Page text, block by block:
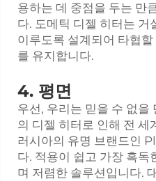
용하는 데 중점을 두는 만
다. 도메틱 디젤 히터는 거
이루도록 설계되어 타협
를 유지합니다.
4. 평면
우선, 우리는 믿을 수 없을
의 디젤 히터로 인해 전 세
러시아의 유명 브랜드인
다. 적용이 쉽고 가장 혹독
며 저렴한 솔루션입니다.